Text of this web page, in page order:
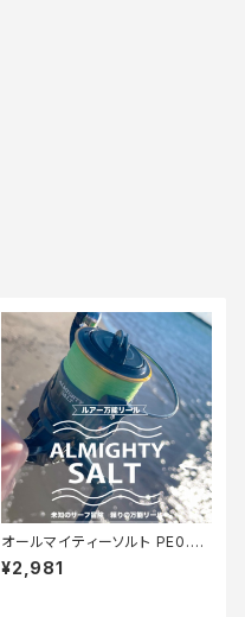
オールマイティーソルト PE0.8
号150m Tオリ
¥2,981